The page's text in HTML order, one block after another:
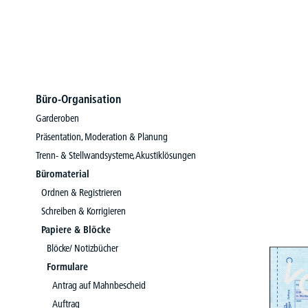
Büro-Organisation
Garderoben
Präsentation, Moderation & Planung
Trenn- & Stellwandsysteme, Akustiklösungen
Büromaterial
Ordnen & Registrieren
Schreiben & Korrigieren
Papiere & Blöcke
Blöcke/ Notizbücher
Formulare
Antrag auf Mahnbescheid
Auftrag